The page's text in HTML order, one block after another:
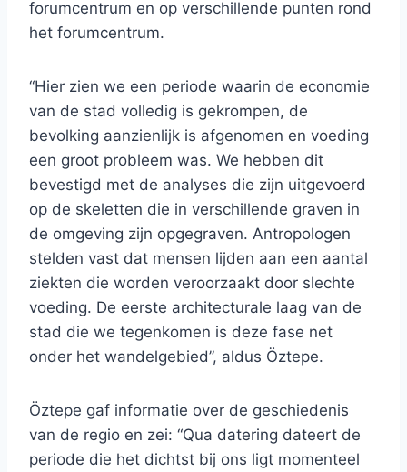
forumcentrum en op verschillende punten rond
het forumcentrum.
“Hier zien we een periode waarin de economie
van de stad volledig is gekrompen, de
bevolking aanzienlijk is afgenomen en voeding
een groot probleem was. We hebben dit
bevestigd met de analyses die zijn uitgevoerd
op de skeletten die in verschillende graven in
de omgeving zijn opgegraven. Antropologen
stelden vast dat mensen lijden aan een aantal
ziekten die worden veroorzaakt door slechte
voeding. De eerste architecturale laag van de
stad die we tegenkomen is deze fase net
onder het wandelgebied”, aldus Öztepe.
Öztepe gaf informatie over de geschiedenis
van de regio en zei: “Qua datering dateert de
periode die het dichtst bij ons ligt momenteel